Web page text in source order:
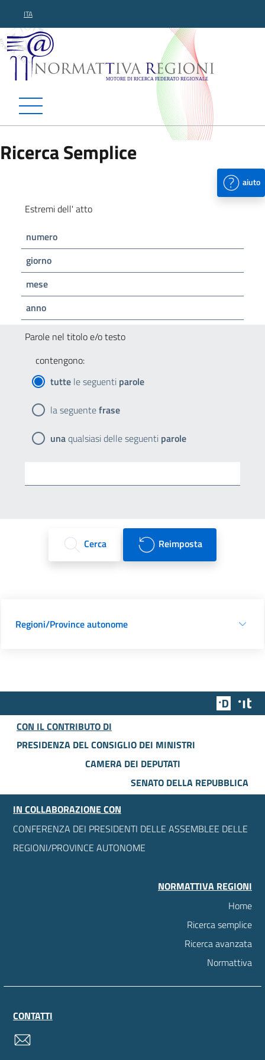
ITA
Normattiva Regioni -
Ricerca Semplice
aiuto
Estremi dell' atto
numero
giorno
mese
anno
Parole nel titolo e/o testo
contengono:
tutte le seguenti parole
la seguentefrase
unaqualsiasi delle seguenti parole
Cerca Reimposta
Regioni/Province autonome
Team
CON IL CONTRIBUTO DI
PRESIDENZA DEL CONSIGLIO DEI MINISTRI
CAMERA DEI DEPUTATI
SENATO DELLA REPUBBLICA
IN COLLABORAZIONE CON
CONFERENZA DEI PRESIDENTI DELLE ASSEMBLEE DELLE
REGIONI/PROVINCE AUTONOME
NORMATTIVA REGIONI
Home
Ricerca semplice
Ricerca avanzata
Normattiva
CONTATTI